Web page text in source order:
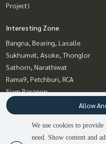
2
Project)
Interesting Zone
Bangna, Bearing, Lasalle
Sukhumvit, Asoke, Thonglor
Sathorn, Narathiwat
Rama9, Petchburi, RCA
Siam Paragon
,Chulalongkorn,Samyan
Witthayu, Chidlom, Langsuan,
Ploenchit
Sapankwai,Jatujak
We use cookies to
need. Show content and
Allow